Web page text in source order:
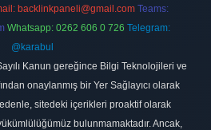
backlinkpaneli@gmail.com Teams:
Whatsapp: 0262 606 0 726 Telegram:
@karabul
Kanun gereğince Bilgi Teknolojileri ve
onaylanmış bir Yer Sağlayıcı olarak
sitedeki içerikleri proaktif olarak
bulunmamaktadır. Ancak,